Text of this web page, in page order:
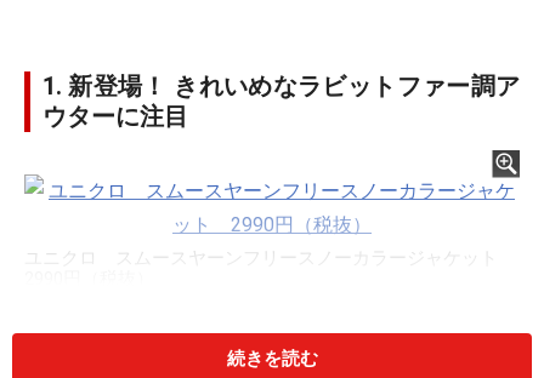
1. 新登場！ きれいめなラビットファー調ア
ウターに注目
ユニクロ スムースヤーンフリースノーカラージャケット
ユニクロの「スムースヤーンフリースノーカラージャケ
ット」は、今季まずチェックしたい新作アウター。女性
続きを読む